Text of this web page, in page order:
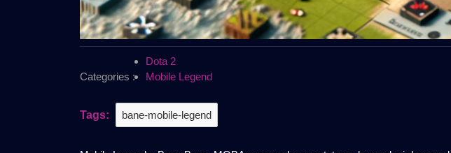
Categories :
Dota 2
Mobile Legend
Tags: bane-mobile-legend